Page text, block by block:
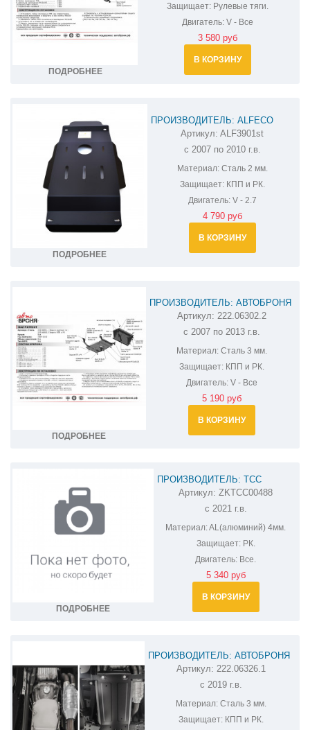
ПОДРОБНЕЕ
Защищает: Рулевые тяги.
Двигатель: V - Все
3 580 руб
В КОРЗИНУ
ПОДРОБНЕЕ
ПРОИЗВОДИТЕЛЬ: ALFECO
ЗАЩИТА КПП И РК УАЗ PATRIOT
ALF3901ST
Артикул: ALF3901st
с 2007 по 2010 г.в.
Материал:Сталь 2 мм.
Защищает:КПП и РК.
Двигатель:V - 2.7
4 790 руб
В КОРЗИНУ
ПОДРОБНЕЕ
ПРОИЗВОДИТЕЛЬ: АВТОБРОНЯ
ЗАЩИТА КПП И РК UAZ PATRIOT
222.06302.2
Артикул: 222.06302.2
с 2007 по 2013 г.в.
Материал:Сталь 3 мм.
Защищает:КПП и РК.
Двигатель:V - Все
5 190 руб
В КОРЗИНУ
ПОДРОБНЕЕ
ПРОИЗВОДИТЕЛЬ: ТСС
ЗАЩИТА РК УАЗ ПАТРИОТ
ZKTCC00488
Артикул: ZKTCC00488
с 2021 г.в.
Материал:AL(алюминий) 4мм.
Защищает:РК.
Двигатель: Все.
5 340 руб
В КОРЗИНУ
ПРОИЗВОДИТЕЛЬ: АВТОБРОНЯ
ЗАЩИТА КПП И РК УАЗ ПАТРИОТ
222.06326.1
Артикул: 222.06326.1
с 2019 г.в.
Материал:Сталь 3 мм.
Защищает:КПП и РК.